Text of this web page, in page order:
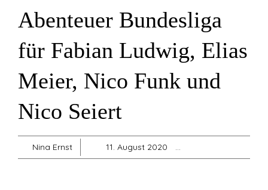
Abenteuer Bundesliga
für Fabian Ludwig, Elias
Meier, Nico Funk und
Nico Seiert
Nina Ernst 11. August 2020
Sonstiges